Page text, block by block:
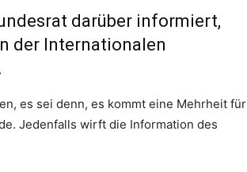
darüber informiert,
der Internationalen
es sei denn, es kommt eine Mehrheit für
Jedenfalls wirft die Information des